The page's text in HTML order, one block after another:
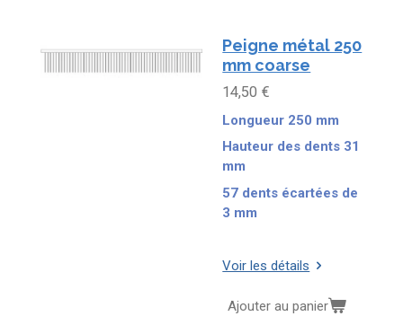
Peigne métal 250
mm coarse
14,50 €
Longueur 250 mm
Hauteur des dents 31
mm
57 dents écartées de
3 mm
Voir les détails
Ajouter au panier